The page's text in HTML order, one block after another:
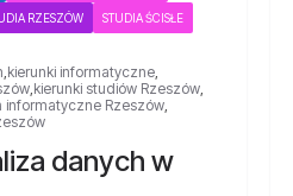
RZESZÓW STUDIA ŚCISŁE
,kierunki informatyczne,
,kierunki studiów Rzeszów,
informatyczne Rzeszów,
danych w